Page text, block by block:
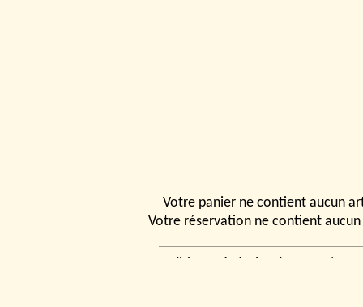
Votre panier ne contient aucun
Votre réservation ne contient